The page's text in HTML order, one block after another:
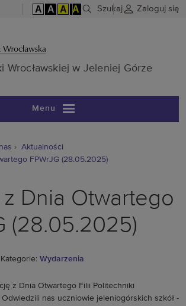
A A A A Szukaj Zaloguj się
Filia
Wrocławskiej w Jeleniej Górze
Menu
Aktualności
FPWrJG (28.05.2025)
z Dnia Otwartego
(28.05.2025)
Kategorie: Wydarzenia
z Dnia Otwartego Filii Politechniki
Odwiedzili nas uczniowie jeleniogórskich szkół -